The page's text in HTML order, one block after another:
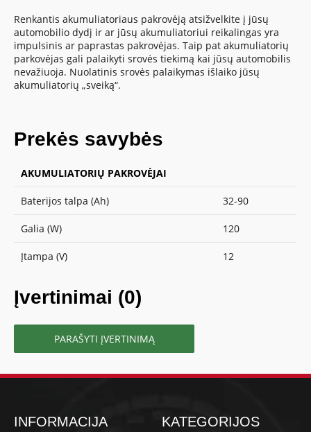
Renkantis akumuliatoriaus pakrovėją atsižvelkite į jūsų
automobilio dydį ir ar jūsų akumuliatoriui reikalingas yra
impulsinis ar paprastas pakrovėjas. Taip pat akumuliatorių
parkovėjas gali palaikyti srovės tiekimą kai jūsų automobilis
nevažiuoja. Nuolatinis srovės palaikymas išlaiko jūsų
akumuliatorių „sveiką“.
Prekės savybės
AKUMULIATORIŲ PAKROVĖJAI
Baterijos talpa (Ah) 32-90
Galia (W) 120
Įtampa (V) 12
Įvertinimai (0)
PARAŠYTI ĮVERTINIMĄ
INFORMACIJA KATEGORIJOS